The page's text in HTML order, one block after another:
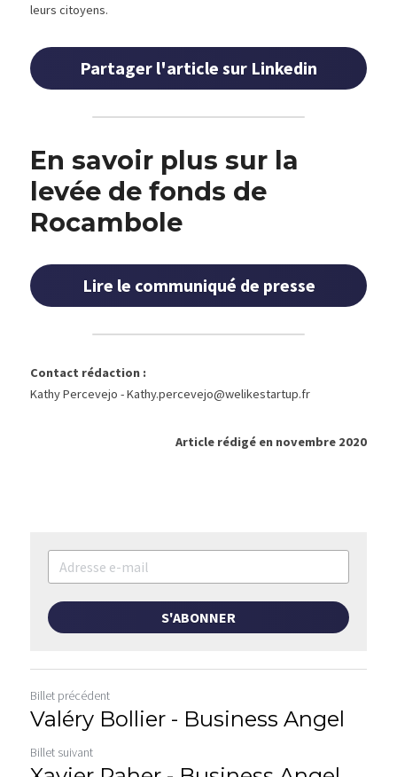
leurs citoyens.
Partager l'article sur Linkedin
En savoir plus sur la
levée de fonds de
Rocambole
Lire le communiqué de presse
Contact rédaction :
Kathy Percevejo - Kathy.percevejo@welikestartup.fr
Article rédigé en novembre 2020
S'ABONNER
Billet précédent
Valéry Bollier - Business Angel
Billet suivant